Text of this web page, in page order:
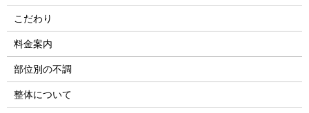
こだわり
料金案内
部位別の不調
整体について